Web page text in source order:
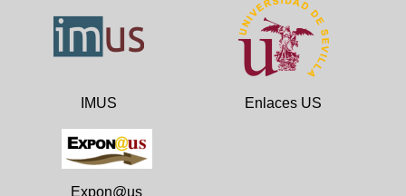
IMUS Enlaces US
Expon@us